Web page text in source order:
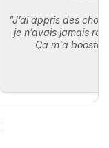
"J’ai appris des
je n’avais jamais
Ça m'a boosté,